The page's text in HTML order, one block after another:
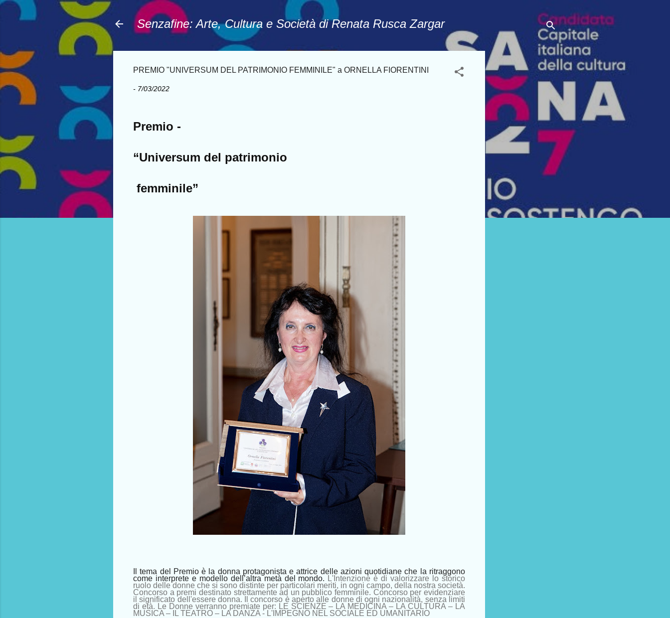
Senzafine: Arte, Cultura e Società di Renata Rusca Zargar
PREMIO "UNIVERSUM DEL PATRIMONIO FEMMINILE" a ORNELLA FIORENTINI
- 7/03/2022
Premio -
“Universum del patrimonio
femminile”
Il tema del Premio è la donna protagonista e attrice delle azioni quotidiane che la ritraggono
come interprete e modello dell’altra metà del mondo. L'Intenzione è di valorizzare lo storico
ruolo delle donne che si sono distinte per particolari meriti, in ogni campo, della nostra società.
Concorso a premi destinato strettamente ad un pubblico femminile. Concorso per evidenziare
il significato dell'essere donna. Il concorso è aperto alle donne di ogni nazionalità, senza limiti
di età. Le Donne verranno premiate per: LE SCIENZE – LA MEDICINA – LA CULTURA – LA
MUSICA – IL TEATRO – LA DANZA - L'IMPEGNO NEL SOCIALE ED UMANITARIO